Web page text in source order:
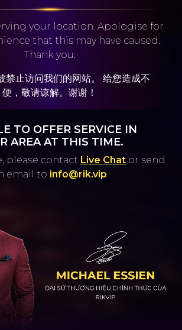
your location. Apologise for
that this may have caused.
Thank you.
禁止访问我们的网站。 给您造成不
便，敬请谅解。谢谢！
TO OFFER SERVICE IN
AREA AT THIS TIME.
please contact Live Chat or send
email to info@rik.vip